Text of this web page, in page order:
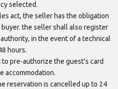
selected.
act, the seller has the obligation
the seller shall also register
in the event of a technical
hours.
pre-authorize the guest’s card
accommodation.
reservation is cancelled up to 24